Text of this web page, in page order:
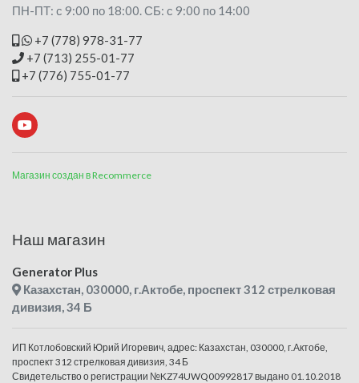
ПН-ПТ: с 9:00 по 18:00. СБ: с 9:00 по 14:00
+7 (778) 978-31-77
+7 (713) 255-01-77
+7 (776) 755-01-77
Магазин создан в Recommerce
Наш магазин
Generator Plus
Казахстан, 030000, г.Актобе, проспект 312 стрелковая
дивизия, 34 Б
ИП Котлобовский Юрий Игоревич, адрес: Казахстан, 030000, г.Актобе,
проспект 312 стрелковая дивизия, 34 Б
Свидетельство о регистрации №KZ74UWQ00992817 выдано 01.10.2018